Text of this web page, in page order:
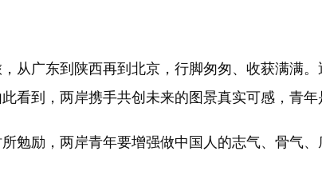
广东到陕西再到北京，行脚匆匆、收获满满。
看到，两岸携手共创未来的图景真实可感，青年
励，两岸青年要增强做中国人的志气、骨气、